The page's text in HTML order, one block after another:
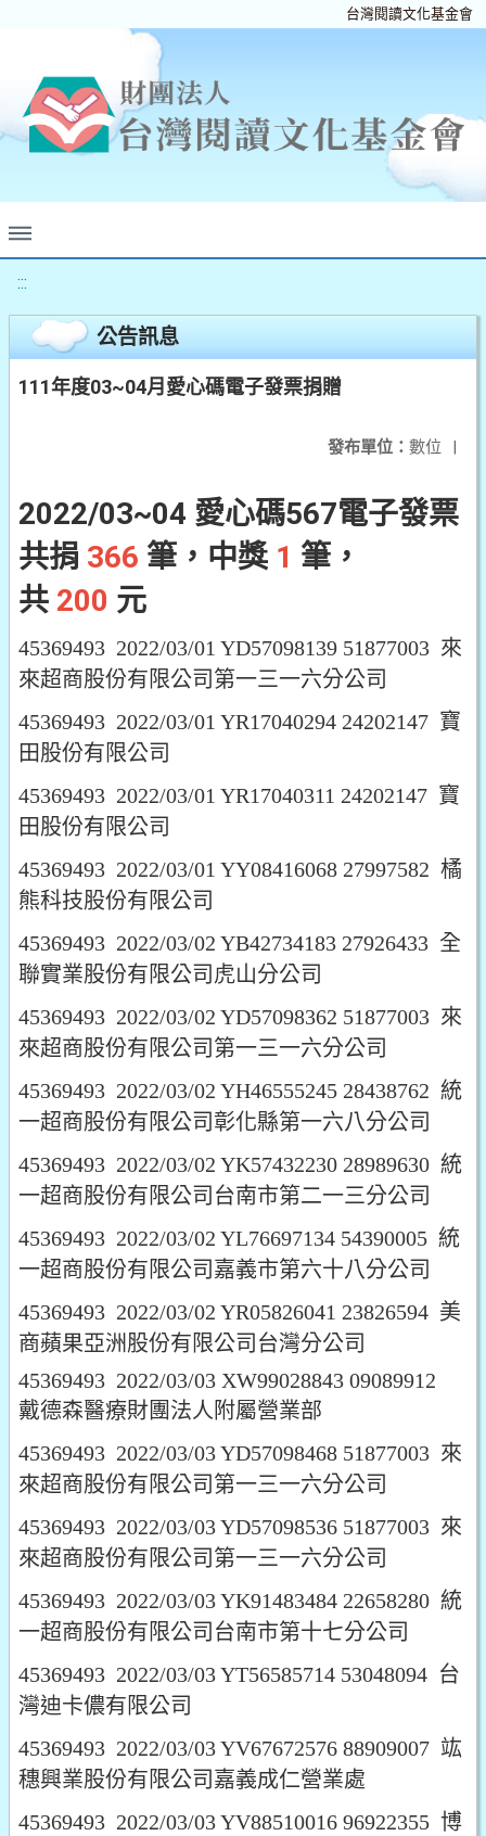
台灣閱讀文化基金會
:::
公告訊息
111年度03~04月愛心碼電子發票捐贈
發布單位： 數位 |
2022/03~04 愛心碼567電子發票
共捐 366 筆，中獎 1 筆，
共 200 元
45369493 2022/03/01 YD57098139 51877003 來
來超商股份有限公司第一三一六分公司
45369493 2022/03/01 YR17040294 24202147 寶
田股份有限公司
45369493 2022/03/01 YR17040311 24202147 寶
田股份有限公司
45369493 2022/03/01 YY08416068 27997582 橘
熊科技股份有限公司
45369493 2022/03/02 YB42734183 27926433 全
聯實業股份有限公司虎山分公司
45369493 2022/03/02 YD57098362 51877003 來
來超商股份有限公司第一三一六分公司
45369493 2022/03/02 YH46555245 28438762 統
一超商股份有限公司彰化縣第一六八分公司
45369493 2022/03/02 YK57432230 28989630 統
一超商股份有限公司台南市第二一三分公司
45369493 2022/03/02 YL76697134 54390005 統
一超商股份有限公司嘉義市第六十八分公司
45369493 2022/03/02 YR05826041 23826594 美
商蘋果亞洲股份有限公司台灣分公司
45369493 2022/03/03 XW99028843 09089912
戴德森醫療財團法人附屬營業部
45369493 2022/03/03 YD57098468 51877003 來
來超商股份有限公司第一三一六分公司
45369493 2022/03/03 YD57098536 51877003 來
來超商股份有限公司第一三一六分公司
45369493 2022/03/03 YK91483484 22658280 統
一超商股份有限公司台南市第十七分公司
45369493 2022/03/03 YT56585714 53048094 台
灣迪卡儂有限公司
45369493 2022/03/03 YV67672576 88909007 竑
穗興業股份有限公司嘉義成仁營業處
45369493 2022/03/03 YV88510016 96922355 博